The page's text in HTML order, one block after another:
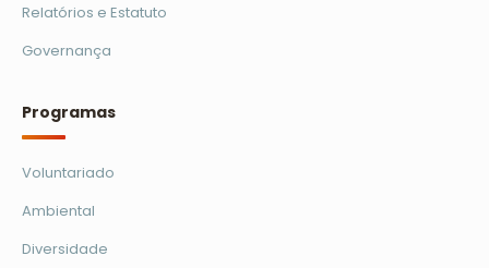
Relatórios e Estatuto
Governança
Programas
Voluntariado
Ambiental
Diversidade